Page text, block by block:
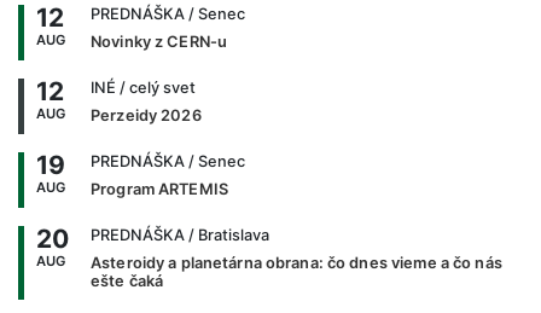
12
AUG
PREDNÁŠKA / Senec
Novinky z CERN-u
12
AUG
INÉ / celý svet
Perzeidy 2026
19
AUG
PREDNÁŠKA / Senec
Program ARTEMIS
20
AUG
PREDNÁŠKA / Bratislava
Asteroidy a planetárna obrana: čo dnes vieme a čo nás
ešte čaká